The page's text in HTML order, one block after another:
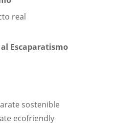
real
Escaparatismo
sostenible
ecofriendly